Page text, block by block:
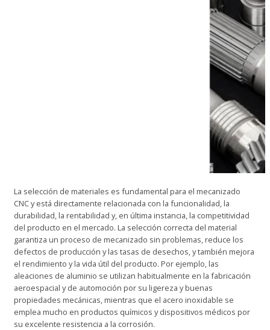
La selección de materiales es fundamental para el mecanizado
CNC y está directamente relacionada con la funcionalidad, la
durabilidad, la rentabilidad y, en última instancia, la competitividad
del producto en el mercado. La selección correcta del material
garantiza un proceso de mecanizado sin problemas, reduce los
defectos de producción y las tasas de desechos, y también mejora
el rendimiento y la vida útil del producto. Por ejemplo, las
aleaciones de aluminio se utilizan habitualmente en la fabricación
aeroespacial y de automoción por su ligereza y buenas
propiedades mecánicas, mientras que el acero inoxidable se
emplea mucho en productos químicos y dispositivos médicos por
su excelente resistencia a la corrosión.